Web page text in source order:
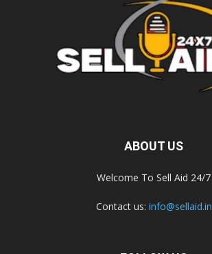
ABOUT US
Welcome To Sell Aid 24/7
Contact us: info@sellaid.in